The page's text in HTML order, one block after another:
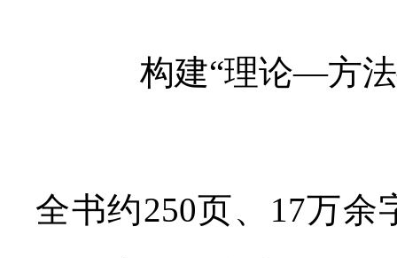
构建“理论—方
全书约250页、17万